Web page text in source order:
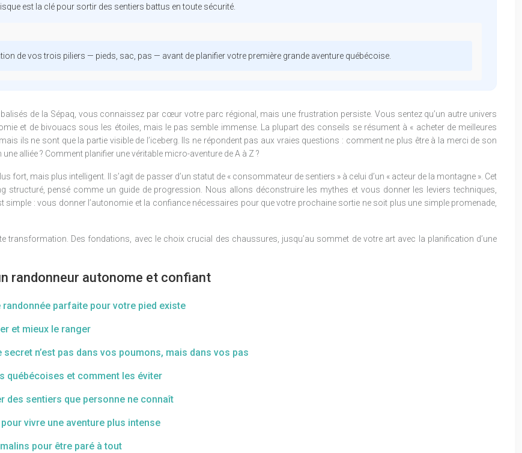
est la clé pour sortir des sentiers battus en toute sécurité.
de vos trois piliers — pieds, sac, pas — avant de planifier votre première grande aventure québécoise.
de la Sépaq, vous connaissez par cœur votre parc régional, mais une frustration persiste. Vous sentez qu’un autre univers
et de bivouacs sous les étoiles, mais le pas semble immense. La plupart des conseils se résument à « acheter de meilleures
ils ne sont que la partie visible de l’iceberg. Ils ne répondent pas aux vraies questions : comment ne plus être à la merci de son
alliée ? Comment planifier une véritable micro-aventure de A à Z ?
fort, mais plus intelligent. Il s’agit de passer d’un statut de « consommateur de sentiers » à celui d’un « acteur de la montagne ». Cet
structuré, pensé comme un guide de progression. Nous allons déconstruire les mythes et vous donner les leviers techniques,
simple : vous donner l’autonomie et la confiance nécessaires pour que votre prochaine sortie ne soit plus une simple promenade,
Des fondations, avec le choix crucial des chaussures, jusqu’au sommet de votre art avec la planification d’une
randonneur autonome et confiant
randonnée parfaite pour votre pied existe
et mieux le ranger
n’est pas dans vos poumons, mais dans vos pas
québécoises et comment les éviter
des sentiers que personne ne connaît
vivre une aventure plus intense
pour être paré à tout